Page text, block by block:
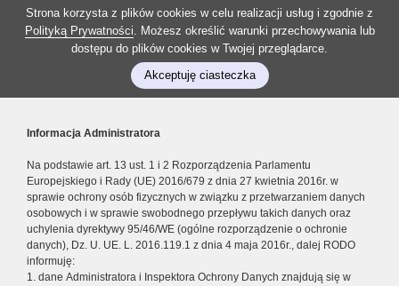
Strona korzysta z plików cookies w celu realizacji usług i zgodnie z
Polityką Prywatności. Możesz określić warunki przechowywania lub
dostępu do plików cookies w Twojej przeglądarce.
Akceptuję ciasteczka
Informacja Administratora
Na podstawie art. 13 ust. 1 i 2 Rozporządzenia Parlamentu
Europejskiego i Rady (UE) 2016/679 z dnia 27 kwietnia 2016r. w
sprawie ochrony osób fizycznych w związku z przetwarzaniem danych
osobowych i w sprawie swobodnego przepływu takich danych oraz
uchylenia dyrektywy 95/46/WE (ogólne rozporządzenie o ochronie
danych), Dz. U. UE. L. 2016.119.1 z dnia 4 maja 2016r., dalej RODO
informuję:
1. dane Administratora i Inspektora Ochrony Danych znajdują się w